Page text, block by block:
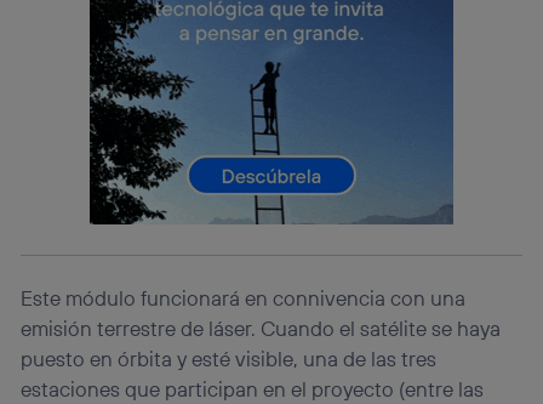
Este módulo funcionará en connivencia con una
emisión terrestre de láser. Cuando el satélite se haya
puesto en órbita y esté visible, una de las tres
estaciones que participan en el proyecto (entre las
lo que cualquier persona que conecte su dispositivo y
consienta el uso de la tecnología recibirá el mismo
identificador. Típicamente:
Si utilizas unaconexión de banda ancha
el marketing o análisis se realizará en función de las
actividades de navegación de los miembros del hogar
que hayan dado su consentimiento.
Si utilizasdatos móviles, el marketing será más
personalizado, ya que se basará únicamente en la
“Administrar Utiq” en la parte inferior de esta página web o
visitando el portal de privacidad de Utiq
(“consenthub”) . Para más información, consulta
la política de privacidad de Utiq.